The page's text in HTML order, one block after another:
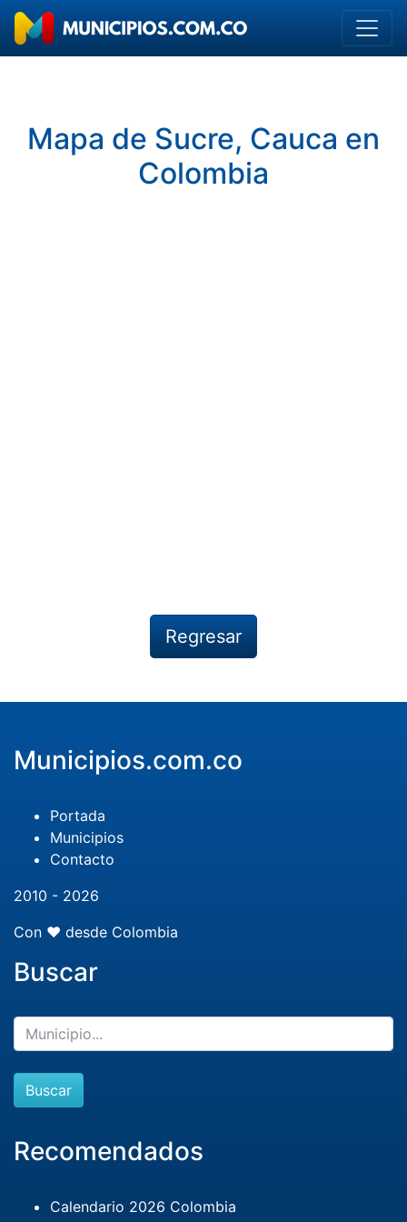
Mapa de Sucre, Cauca en
Colombia
Regresar
Municipios.com.co
Portada
Municipios
Contacto
2010 - 2026
Con ❤️ desde Colombia
Buscar
Buscar
Recomendados
Calendario 2026 Colombia